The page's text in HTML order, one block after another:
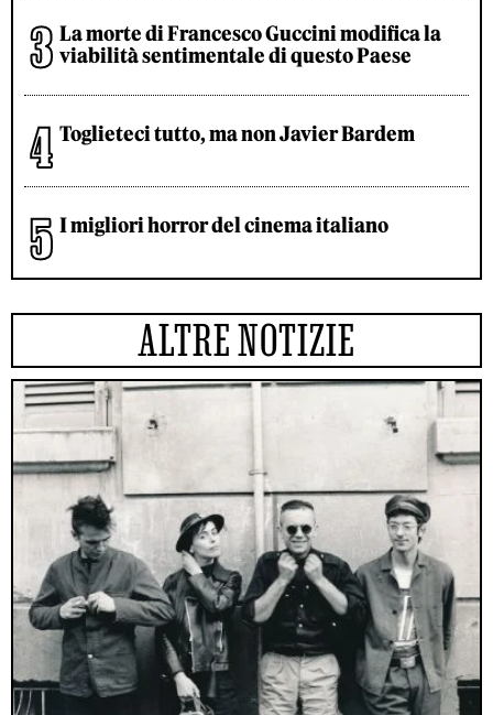
La morte di Francesco Guccini modifica la
viabilità sentimentale di questo Paese
Toglieteci tutto, ma non Javier Bardem
I migliori horror del cinema italiano
ALTRE NOTIZIE